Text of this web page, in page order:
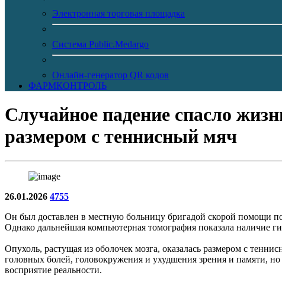
Электронная торговая площадка
Система Public.Medargo
Онлайн-генератор QR кодов
ФАРМКОНТРОЛЬ
Случайное падение спасло
размером с теннисный мяч
26.01.2026 4755
Он был доставлен в местную больницу бригадой скорой помощи
Однако дальнейшая компьютерная томография показала наличие
Опухоль, растущая из оболочек мозга, оказалась размером с
головных болей, головокружения и ухудшения зрения и памяти,
восприятие реальности.